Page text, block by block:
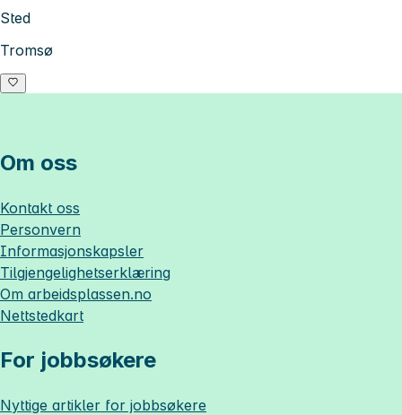
Sted
Tromsø
Om oss
Kontakt oss
Personvern
Informasjonskapsler
Tilgjengelighetserklæring
Om arbeidsplassen.no
Nettstedkart
For jobbsøkere
Nyttige artikler for jobbsøkere